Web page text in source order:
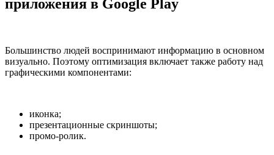
приложения в Google Play
Большинство людей воспринимают информацию в основном
визуально. Поэтому оптимизация включает также работу над
графическими компонентами:
иконка;
презентационные скриншоты;
промо-ролик.